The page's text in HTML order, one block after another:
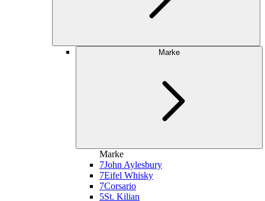
Marke
Marke
7John Aylesbury
7Eifel Whisky
7Corsario
5St. Kilian